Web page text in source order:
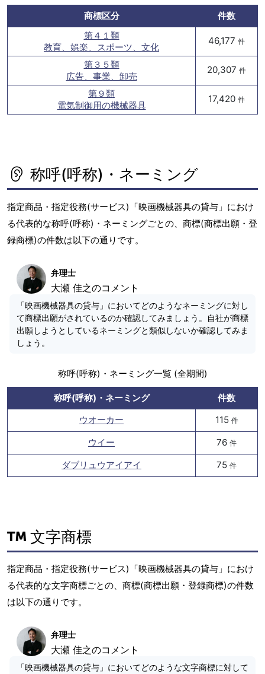
商標区分
件数
第４１類
教育、娯楽、スポーツ、文化
46,177 件
第３５類
広告、事業、卸売
20,307 件
第９類
電気制御用の機械器具
17,420 件
称呼(呼称)・ネーミング
指定商品・指定役務(サービス)「映画機械器具の貸与」におけ
る代表的な称呼(呼称)・ネーミングごとの、商標(商標出願・登
録商標)の件数は以下の通りです。
弁理士
大瀬 佳之のコメント
「映画機械器具の貸与」においてどのようなネーミングに対し
て商標出願がされているのか確認してみましょう。自社が商標
出願しようとしているネーミングと類似しないか確認してみま
しょう。
称呼(呼称)・ネーミング一覧 (全期間)
称呼(呼称)・ネーミング
件数
ウオーカー
115 件
ウイー 76 件
ダブリュウアイアイ 75 件
文字商標
指定商品・指定役務(サービス)「映画機械器具の貸与」におけ
る代表的な文字商標ごとの、商標(商標出願・登録商標)の件数
は以下の通りです。
弁理士
大瀬 佳之のコメント
「映画機械器具の貸与」においてどのような文字商標に対して